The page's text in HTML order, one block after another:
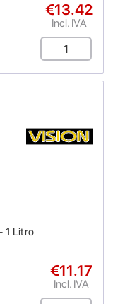
€13.42
Incl. IVA
1 Litro
€11.17
Incl. IVA